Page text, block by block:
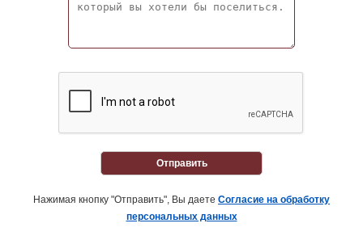
Отправить
Нажимая кнопку "Отправить", Вы даете Согласие на обработку
персональных данных